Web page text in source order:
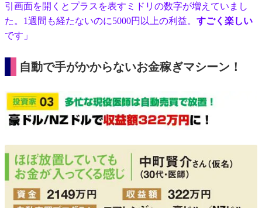
引画面を開くとプラスを表すミドリの数字が増えていまし
た。1週間も経たないのに5000円以上の利益。 すごく楽しい
です」
自動で手がかからないお金稼ぎマシーン！